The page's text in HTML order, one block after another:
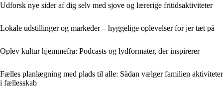
Udforsk nye sider af dig selv med sjove og lærerige fritidsaktiviteter
Lokale udstillinger og markeder – hyggelige oplevelser for jer tæt på
Oplev kultur hjemmefra: Podcasts og lydformater, der inspirerer
Fælles planlægning med plads til alle: Sådan vælger familien aktiviteter
i fællesskab